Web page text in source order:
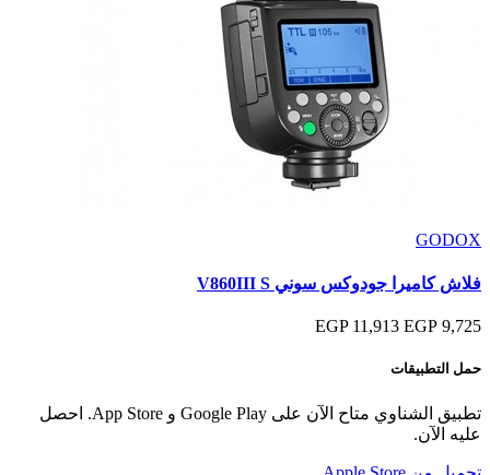
GODOX
فلاش كاميرا جودوكس سوني V860III S
9,725 EGP
11,913 EGP
حمل التطبيقات
تطبيق الشناوي متاح الآن على Google Play و App Store. احصل
عليه الآن.